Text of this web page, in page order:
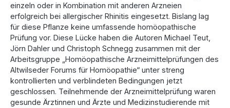
einzeln oder in Kombination mit anderen Arzneien
erfolgreich bei allergischer Rhinitis eingesetzt. Bislang lag
für diese Pflanze keine umfassende homöopathische
Prüfung vor. Diese Lücke haben die Autoren Michael Teut,
Jörn Dahler und Christoph Schnegg zusammen mit der
Arbeitsgruppe „Homöopathische Arzneimittelprüfungen des
Altwilseder Forums für Homöopathie“ unter streng
kontrollierten und verblindeten Bedingungen jetzt
geschlossen. Teilnehmende der Arzneimittelprüfung waren
gesunde Ärztinnen und Ärzte und Medizinstudierende mit